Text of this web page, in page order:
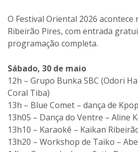
O Festival Oriental 2026 acontece
Ribeirão Pires, com entrada
programação completa.
Sábado, 30 de maio
12h – Grupo Bunka SBC (Odori
Coral Tiba)
13h – Blue Comet – dança de Kpop
13h05 – Dança do Ventre – Aline
13h10 – Karaokê – Kaikan
13h20 – Workshop de Taiko –